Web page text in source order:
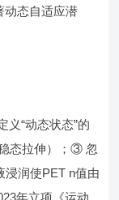
动态自适应潜
“动态状态”的
态拉伸）；③ 忽
浸润使PET n值由
年立项《运动